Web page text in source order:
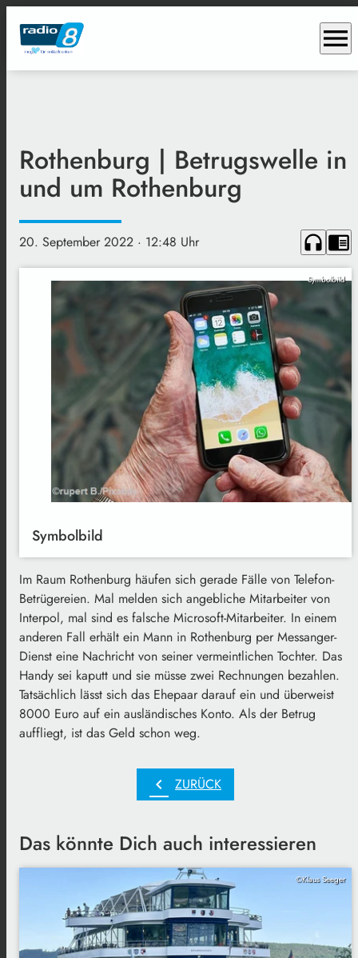
menu
Rothenburg | Betrugswelle in
und um Rothenburg
20. September 2022 · 12:48 Uhr headphones chrome_reader_mode
Symbolbild
Symbolbild
Im Raum Rothenburg häufen sich gerade Fälle von Telefon-
Betrügereien. Mal melden sich angebliche Mitarbeiter von
Interpol, mal sind es falsche Microsoft-Mitarbeiter. In einem
anderen Fall erhält ein Mann in Rothenburg per Messanger-
Dienst eine Nachricht von seiner vermeintlichen Tochter. Das
Handy sei kaputt und sie müsse zwei Rechnungen bezahlen.
Tatsächlich lässt sich das Ehepaar darauf ein und überweist
8000 Euro auf ein ausländisches Konto. Als der Betrug
auffliegt, ist das Geld schon weg.
chevron_left ZURÜCK
Das könnte Dich auch interessieren
©Klaus Seeger